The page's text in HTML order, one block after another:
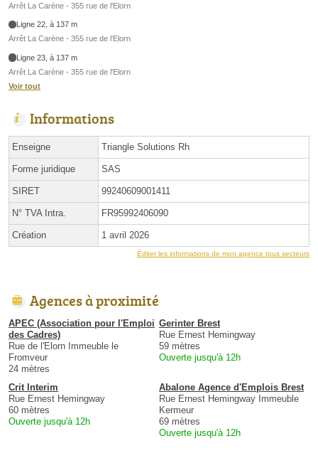
Arrêt La Carène - 355 rue de l'Elorn
Ligne 22, à 137 m
Arrêt La Carène - 355 rue de l'Elorn
Ligne 23, à 137 m
Arrêt La Carène - 355 rue de l'Elorn
Voir tout
Informations
Enseigne Triangle Solutions Rh
Forme juridique SAS
SIRET 99240609001411
N° TVA Intra. FR95992406090
Création 1 avril 2026
Éditer les informations de mon agence tous secteurs
Agences à proximité
APEC (Association pour l'Emploi
des Cadres)
Rue de l'Elorn Immeuble le
Fromveur
24 mètres
Gerinter Brest
Rue Ernest Hemingway
59 mètres
Ouverte jusqu'à 12h
Crit Interim
Rue Ernest Hemingway
60 mètres
Ouverte jusqu'à 12h
Abalone Agence d'Emplois Brest
Rue Ernest Hemingway Immeuble
Kermeur
69 mètres
Ouverte jusqu'à 12h